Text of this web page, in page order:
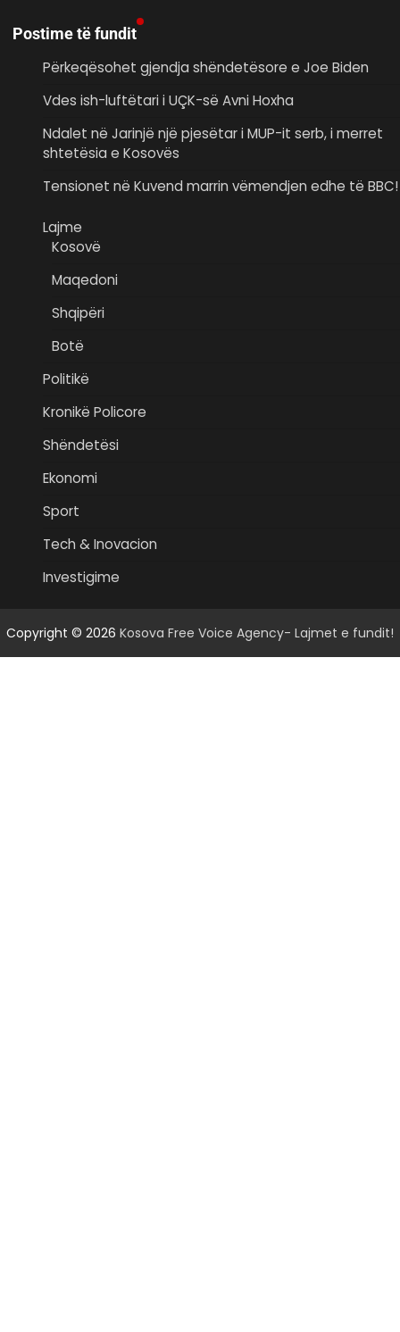
Postime të fundit
Përkeqësohet gjendja shëndetësore e Joe Biden
Vdes ish-luftëtari i UÇK-së Avni Hoxha
Ndalet në Jarinjë një pjesëtar i MUP-it serb, i merret
shtetësia e Kosovës
Tensionet në Kuvend marrin vëmendjen edhe të BBC!
Lajme
Kosovë
Maqedoni
Shqipëri
Botë
Politikë
Kronikë Policore
Shëndetësi
Ekonomi
Sport
Tech & Inovacion
Investigime